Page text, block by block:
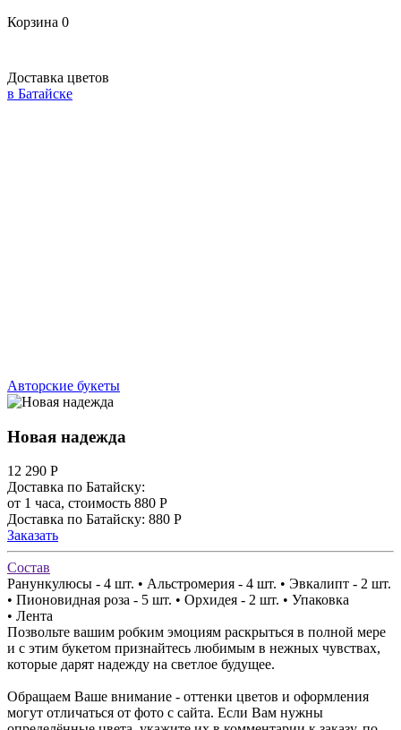
Корзина 0
Доставка цветов
в Батайске
Авторские букеты
Новая надежда
12 290 Р
Доставка по Батайску:
от 1 часа, стоимость 880 Р
Доставка по Батайску: 880 Р
Заказать
Состав
Ранункулюсы - 4 шт. • Альстромерия - 4 шт. • Эвкалипт - 2 шт.
• Пионовидная роза - 5 шт. • Орхидея - 2 шт. • Упаковка
• Лента
Позвольте вашим робким эмоциям раскрыться в полной мере
и с этим букетом признайтесь любимым в нежных чувствах,
которые дарят надежду на светлое будущее.
Обращаем Ваше внимание - оттенки цветов и оформления
могут отличаться от фото с сайта. Если Вам нужны